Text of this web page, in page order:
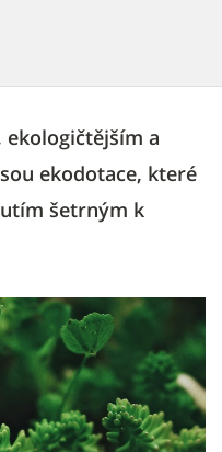
ekologičtějším a
ekodotace, které
šetrným k